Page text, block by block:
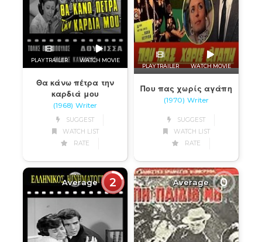
PLAY TRAILER WATCH MOVIE
Θα κάνω πέτρα την
καρδιά μου
(1968) Writer
SUGGEST
WATCH LIST
RATE
PLAY TRAILER WATCH MOVIE
Που πας χωρίς αγάπη
(1970) Writer
SUGGEST
WATCH LIST
RATE
Average 2 Average 0